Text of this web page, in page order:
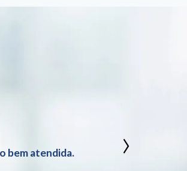
bem atendida. ›